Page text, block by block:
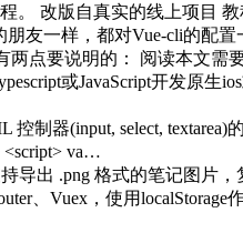
。 改版自真实的线上项目
友一样，都对Vue-cli的配
点要说明的： 阅读本文需
或JavaScript开发原
制器(input, select,
<script> va…
导出 .png 格式的笔记图片
、Vuex，使用